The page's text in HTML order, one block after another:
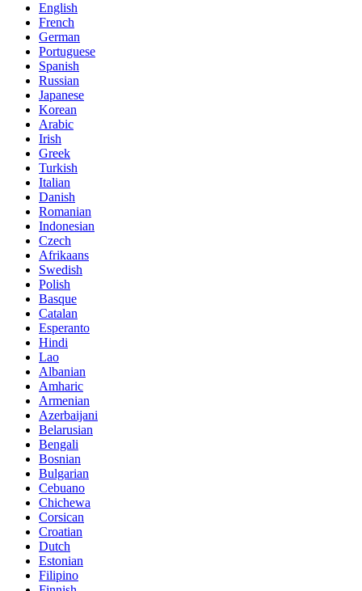
English
French
German
Portuguese
Spanish
Russian
Japanese
Korean
Arabic
Irish
Greek
Turkish
Italian
Danish
Romanian
Indonesian
Czech
Afrikaans
Swedish
Polish
Basque
Catalan
Esperanto
Hindi
Lao
Albanian
Amharic
Armenian
Azerbaijani
Belarusian
Bengali
Bosnian
Bulgarian
Cebuano
Chichewa
Corsican
Croatian
Dutch
Estonian
Filipino